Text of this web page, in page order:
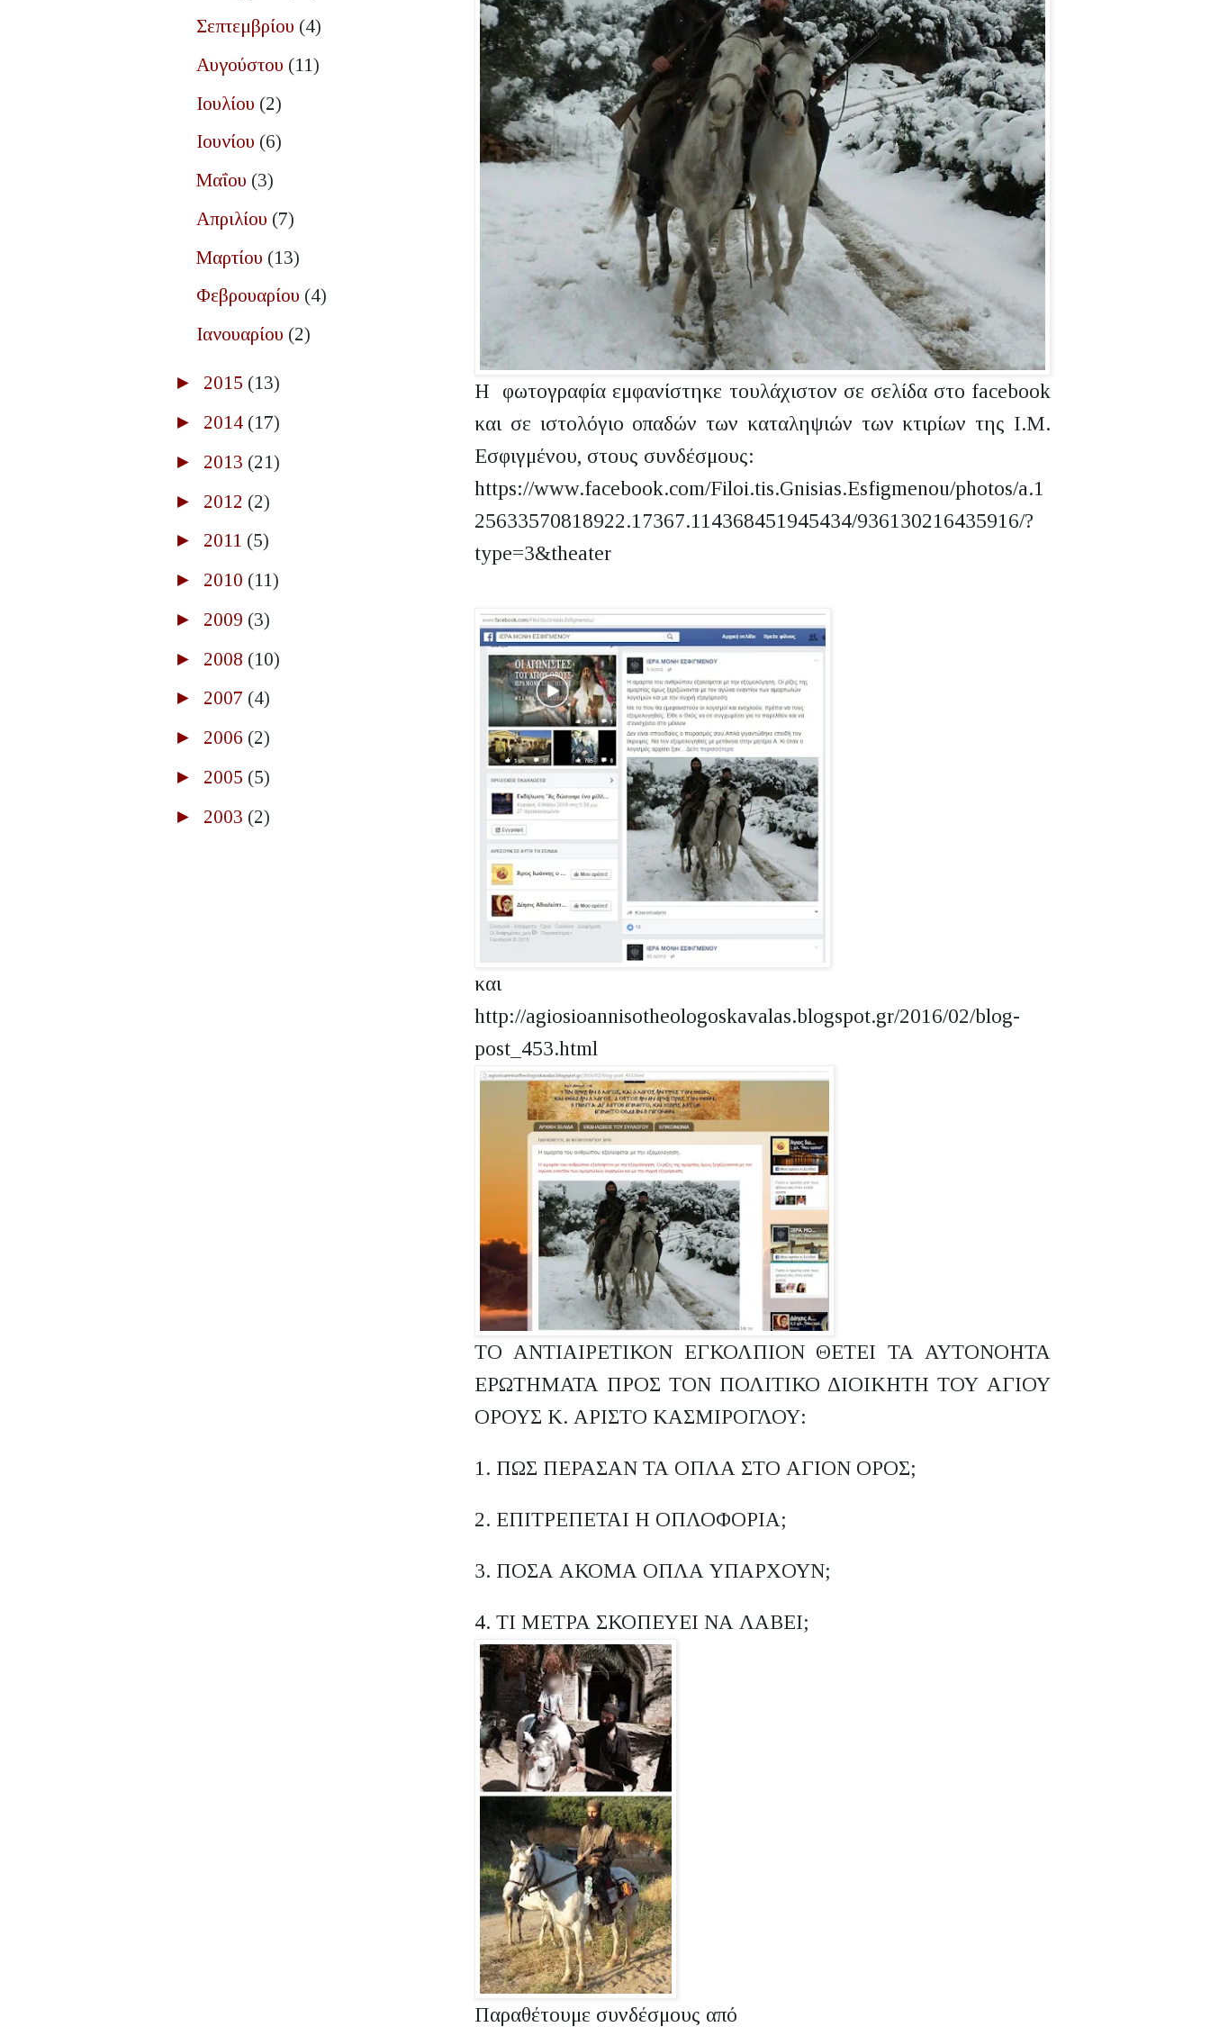
Η φωτογραφία εμφανίστηκε τουλάχιστον σε σελίδα στο facebook
και σε ιστολόγιο οπαδών των καταληψιών των κτιρίων της Ι.Μ.
Εσφιγμένου, στους συνδέσμους:
https://www.facebook.com/Filoi.tis.Gnisias.Esfigmenou/photos/a.1
25633570818922.17367.114368451945434/936130216435916/?
type=3&theater
και
http://agiosioannisotheologoskavalas.blogspot.gr/2016/02/blog-
post_453.html
ΤΟ ΑΝΤΙΑΙΡΕΤΙΚΟΝ ΕΓΚΟΛΠΙΟΝ ΘΕΤΕΙ ΤΑ ΑΥΤΟΝΟΗΤΑ
ΕΡΩΤΗΜΑΤΑ ΠΡΟΣ ΤΟΝ ΠΟΛΙΤΙΚΟ ΔΙΟΙΚΗΤΗ ΤΟΥ ΑΓΙΟΥ
ΟΡΟΥΣ Κ. ΑΡΙΣΤΟ ΚΑΣΜΙΡΟΓΛΟΥ:
1. ΠΩΣ ΠΕΡΑΣΑΝ ΤΑ ΟΠΛΑ ΣΤΟ ΑΓΙΟΝ ΟΡΟΣ;
2. ΕΠΙΤΡΕΠΕΤΑΙ Η ΟΠΛΟΦΟΡΙΑ;
3. ΠΟΣΑ ΑΚΟΜΑ ΟΠΛΑ ΥΠΑΡΧΟΥΝ;
4. ΤΙ ΜΕΤΡΑ ΣΚΟΠΕΥΕΙ ΝΑ ΛΑΒΕΙ;
Παραθέτουμε συνδέσμους από
Σεπτεμβρίου (4)
Αυγούστου (11)
Ιουλίου (2)
Ιουνίου (6)
Μαΐου (3)
Απριλίου (7)
Μαρτίου (13)
Φεβρουαρίου (4)
Ιανουαρίου (2)
► 2015 (13)
► 2014 (17)
► 2013 (21)
► 2012 (2)
► 2011 (5)
► 2010 (11)
► 2009 (3)
► 2008 (10)
► 2007 (4)
► 2006 (2)
► 2005 (5)
► 2003 (2)